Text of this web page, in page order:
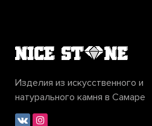
Изделия из искусственного и
натурального камня в Самаре